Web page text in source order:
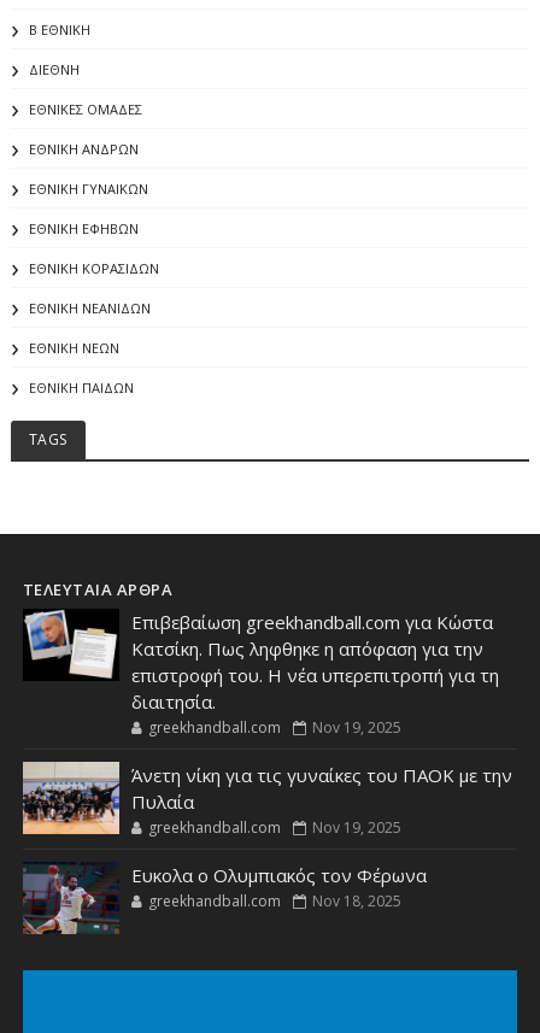
Β ΕΘΝΙΚΗ
ΔΙΕΘΝΗ
ΕΘΝΙΚΕΣ ΟΜΑΔΕΣ
ΕΘΝΙΚΗ ΑΝΔΡΩΝ
ΕΘΝΙΚΗ ΓΥΝΑΙΚΩΝ
ΕΘΝΙΚΗ ΕΦΗΒΩΝ
ΕΘΝΙΚΗ ΚΟΡΑΣΙΔΩΝ
ΕΘΝΙΚΗ ΝΕΑΝΙΔΩΝ
ΕΘΝΙΚΗ ΝΕΩΝ
ΕΘΝΙΚΗ ΠΑΙΔΩΝ
TAGS
ΤΕΛΕΥΤΑΙΑ ΑΡΘΡΑ
Επιβεβαίωση greekhandball.com για Κώστα
Κατσίκη. Πως ληφθηκε η απόφαση για την
επιστροφή του. Η νέα υπερεπιτροπή για τη
διαιτησία.
greekhandball.com Nov 19, 2025
Άνετη νίκη για τις γυναίκες του ΠΑΟΚ με την
Πυλαία
greekhandball.com Nov 19, 2025
Ευκολα ο Ολυμπιακός τον Φέρωνα
greekhandball.com Nov 18, 2025